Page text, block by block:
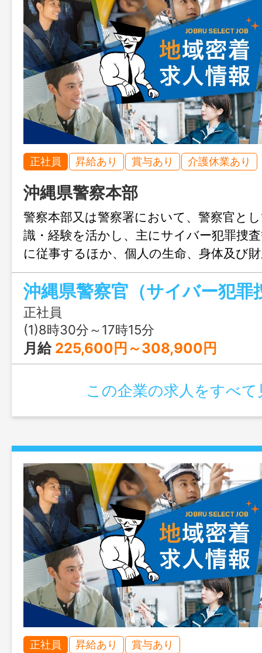
正社員 昇給あり 賞与あり 介護休業あり
沖縄県警察本部
警察本部又は警察署において、警察官と
識・経験を活かし、主にサイバー犯罪捜
に従事するほか、個人の生命、身体及び
の予防・鎮圧及び捜査、被疑者の逮捕、
の他公共の安全と秩序維持の任務に従
切日：８月２８日（金） 第１次試験日：
（月）
沖縄県警察官（サイバー犯罪
正社員
(1)8時30分～17時15分
月給 225,600円～308,900円
この企業の求人をすべて
正社員 昇給あり 賞与あり